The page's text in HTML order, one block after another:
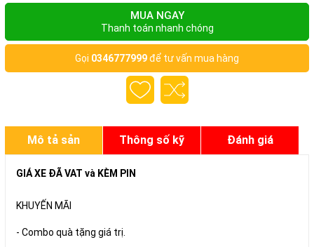
MUA NGAY
Thanh toán nhanh chóng
Gọi 0346777999để tư vấn mua hàng
Mô tả sản
phẩm
Thông số kỹ Đánh giá
GIÁ XE ĐÃ VAT và KÈM PIN
KHUYẾN MÃI
- Combo quà tặng giá trị.